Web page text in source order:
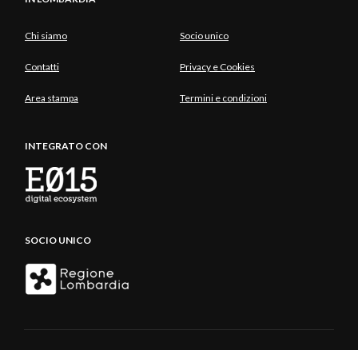
Chi siamo Socio unico
Contatti Privacy e Cookies
Area stampa Termini e condizioni
INTEGRATO CON
SOCIO UNICO